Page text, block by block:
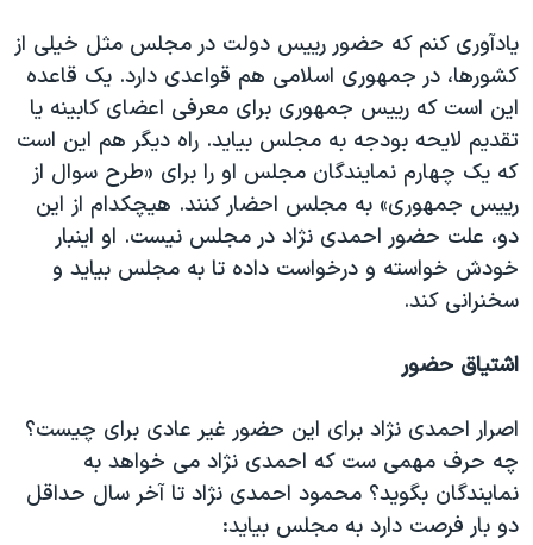
یادآوری کنم که حضور رییس دولت در مجلس مثل خیلی از
کشورها، در جمهوری اسلامی هم قواعدی دارد. یک قاعده
این است که رییس جمهوری برای معرفی اعضای کابینه یا
تقدیم لایحه بودجه به مجلس بیاید. راه دیگر هم این است
که یک چهارم نمایندگان مجلس او را برای «طرح سوال از
رییس جمهوری» به مجلس احضار کنند. هیچکدام از این
دو، علت حضور احمدی نژاد در مجلس نیست. او اینبار
خودش خواسته و درخواست داده تا به مجلس بیاید و
سخنرانی کند.
اشتیاق حضور
اصرار احمدی نژاد برای این حضور غیر عادی برای چیست؟
چه حرف مهمی ست که احمدی نژاد می خواهد به
نمایندگان بگوید؟ محمود احمدی نژاد تا آخر سال حداقل
دو بار فرصت دارد به مجلس بیاید: